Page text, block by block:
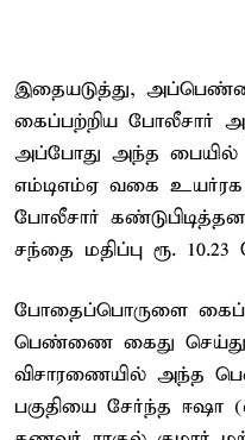
இதையடுத்து,
கைப்பற்றிய போலீசார்
அப்போது அந்த பையில்
எம்டிஎம்ஏ வகை
போலீசார்
சந்தை மதிப்பு ரூ.
போதைப்பொருளை
பெண்ணை கைது
விசாரணையில் அந்த
பகுதியை சேர்ந்த ஈஷா